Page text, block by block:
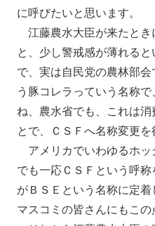
に呼びたいと思います。
江藤農水大臣が来たとき
と、少し警戒感が薄れる
で、実は自民党の農林部
う豚コレラっていう名称
ね、農水省でも、これは
とで、ＣＳＦへ名称変更
アメリカでいわゆるホッ
でも一応ＣＳＦという呼
がＢＳＥという名称に定
マスコミの皆さんにもこの